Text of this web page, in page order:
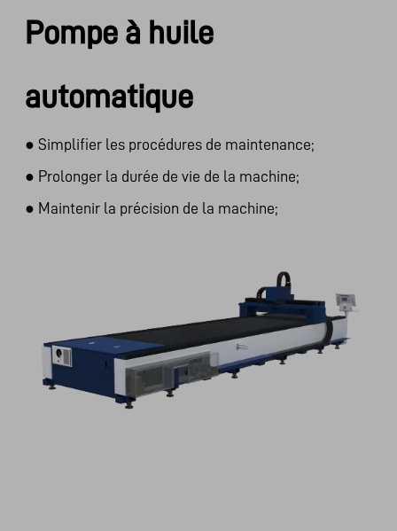
Pompe à huile
automatique
● Simplifier les procédures de maintenance;
● Prolonger la durée de vie de la machine;
● Maintenir la précision de la machine;